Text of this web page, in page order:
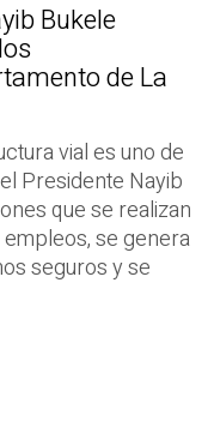
Bukele
de La
vial es uno de
Presidente Nayib
que se realizan
se genera
seguros y se